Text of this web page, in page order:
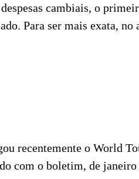
cambiais, o
Para ser mais exata, no
recentemente o World
com o boletim, de